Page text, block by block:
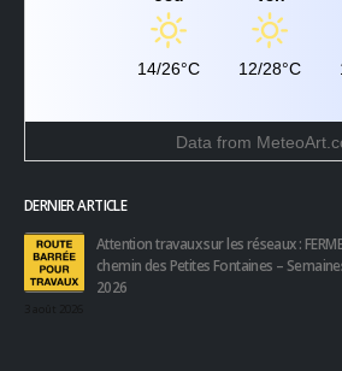
14/26°C 12/28°C
Data from
DERNIER ARTICLE
Attention travaux sur les réseaux :
chemin des Petites Fontaines –
2026